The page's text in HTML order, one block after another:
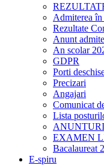
Admiterea în
Rezultate
Anunt
An scolar
GDPR
Porti
Precizari
Angajari
Comunicat
Lista
ANUNTURI
EXAMEN
Bacalaureat
E-spiru